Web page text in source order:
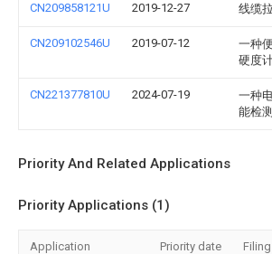
CN209858121U 2019-12-27 线缆
CN209102546U 2019-07-12
一种
硬度
CN221377810U 2024-07-19
一种
能检
Priority And Related Applications
Priority Applications (1)
Application Priority date